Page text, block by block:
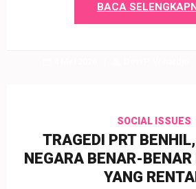
BACA
SOCIAL ISSUES
TRAGEDI PRT
NEGARA BENAR-BENAR
YANG